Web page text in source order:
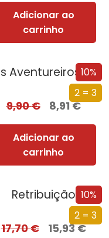
Adicionar ao
carrinho
10%
2 = 3
Os Aventureiros – O Mistério da Arrábida
9,90€ 8,91€
Adicionar ao
carrinho
10%
2 = 3
Retribuição
17,70€ 15,93€